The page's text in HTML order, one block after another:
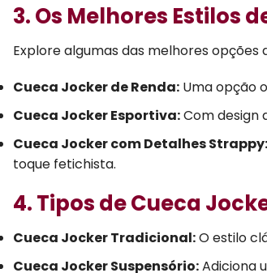
3. Os Melhores Estilos
Explore algumas das melhores opções
Cueca Jocker de Renda: Uma opção
Cueca Jocker Esportiva:Com design
Cueca Jocker com Detalhes Strappy:
toque fetichista.
4. Tipos de Cueca
Cueca Jocker Tradicional:O estilo
Cueca Jocker Suspensório:Adiciona